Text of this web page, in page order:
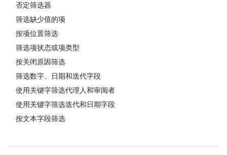
否定筛选器
筛选缺少值的项
按项位置筛选
筛选项状态或项类型
按关闭原因筛选
筛选数字、日期和迭代字段
使用关键字筛选代理人和审阅者
使用关键字筛选迭代和日期字段
按文本字段筛选